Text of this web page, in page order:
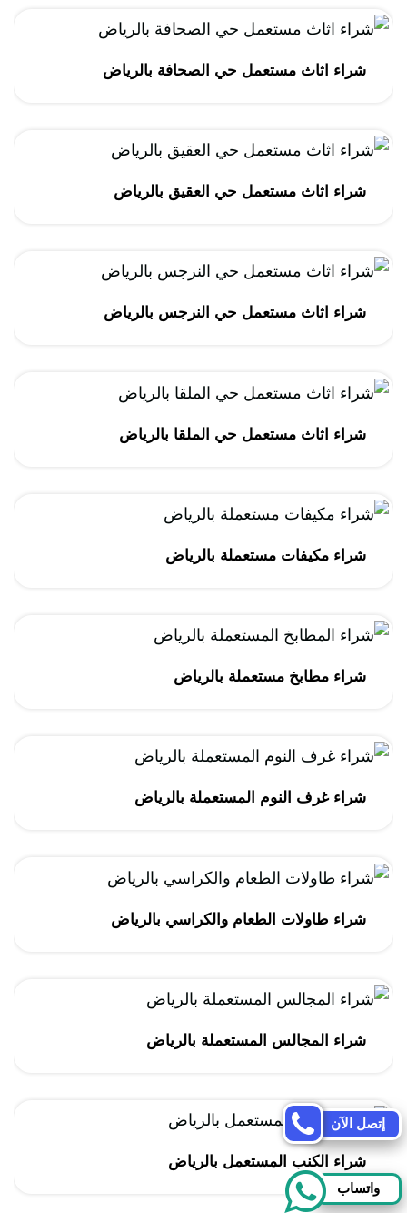
شراء اثاث مستعمل حي الصحافة بالرياض
شراء اثاث مستعمل حي العقيق بالرياض
شراء اثاث مستعمل حي النرجس بالرياض
شراء اثاث مستعمل حي الملقا بالرياض
شراء مكيفات مستعملة بالرياض
شراء مطابخ مستعملة بالرياض
شراء غرف النوم المستعملة بالرياض
شراء طاولات الطعام والكراسي بالرياض
شراء المجالس المستعملة بالرياض
شراء الكنب المستعمل بالرياض
إتصل الآن
واتساب